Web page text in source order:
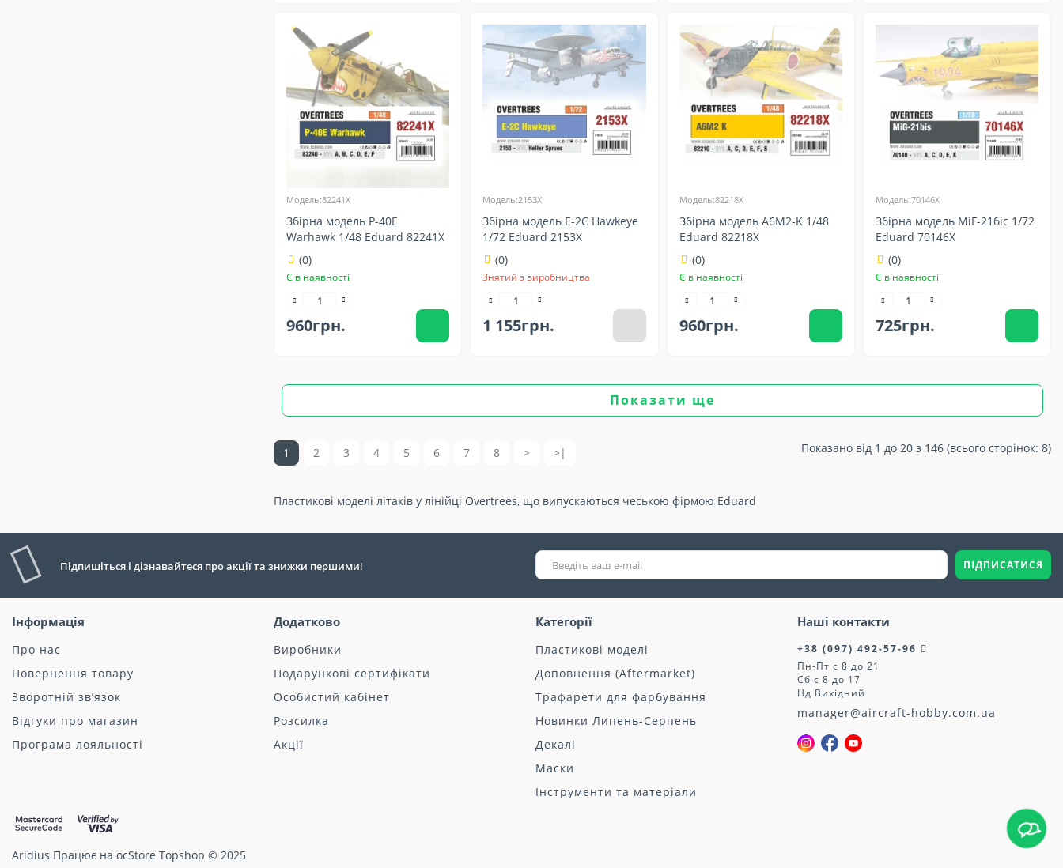
Модель:82241X
Збірна модель P-40E
Warhawk 1/48 Eduard 82241X
(0)
Є в наявності
960грн.
Модель:2153X
Збірна модель E-2C Hawkeye
1/72 Eduard 2153X
(0)
Знятий з виробництва
1 155грн.
Модель:82218X
Збірна модель A6M2-K 1/48
Eduard 82218X
(0)
Є в наявності
960грн.
Модель:70146X
Збірна модель МіГ-21біс 1/72
Eduard 70146X
(0)
Є в наявності
725грн.
Показати ще
1 2 3 4 5 6 7 8 > >| Показано від 1 до 20 з 146 (всього сторінок: 8)
Пластикові моделі літаків у лінійці Overtrees, що випускаються чеською фірмою Eduard
Підпишіться і дізнавайтеся про акції та знижки першими! ПІДПИСАТИСЯ
Інформація
Про нас
Повернення товару
Зворотній зв’язок
Відгуки про магазин
Програма лояльності
Додатково
Виробники
Подарункові сертифікати
Особистий кабінет
Розсилка
Акції
Категорії
Пластикові моделі
Доповнення (Aftermarket)
Трафарети для фарбування
Новинки Липень-Серпень
Декалі
Маски
Інструменти та матеріали
Наші контакти
+38 (097) 492-57-96
Пн-Пт с 8 до 21
Сб с 8 до 17
Нд Вихідний
manager@aircraft-hobby.com.ua
Aridius Працює на ocStore Topshop © 2025